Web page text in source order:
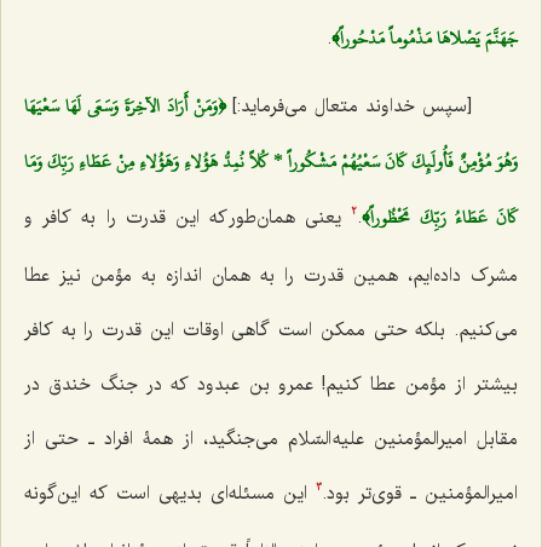
جَهَنَّمَ يَصْلاهَا مَذْمُوماً مَدْحُوراً﴾.
[سپس خداوند متعال می‌فرماید:]﴿وَمَنْ أَرَادَ الآخِرَةَ وَسَعَى لَهَا سَعْيَهَا
وَهُوَ مُؤْمِنٌ فَأُولَئِكَ كَانَ سَعْيُهُمْ مَشْكُوراً * كُلاً نُمِدُّ هَؤُلاءِ وَهَؤُلاءِ مِنْ عَطَاءِ رَبِّكَ وَمَا
كَانَ عَطَاءُ رَبِّكَ مَحْظُوراً﴾.
2یعنی همان‌طور که این قدرت را به کافر و
مشرک داده‌ایم، همین قدرت را به همان اندازه به مؤمن نیز عطا
می‌کنیم. بلکه حتی ممکن است گاهی اوقات این قدرت را به کافر
بیشتر از مؤمن عطا کنیم! عمرو بن عبدود که در جنگ خندق در
مقابل امیرالمؤمنین علیه السّلام می‌جنگید، از همۀ افراد ـ حتی از
امیرالمؤمنین ـ قوی‌تر بود.3
این مسئله‌ای بدیهی است که این‌گونه